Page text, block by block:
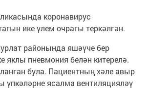
коронавирус
ике үлем очрагы теркәлгән.
районында яшәүче бер
яклы пневмония белән китерелә.
була. Пациентның хәле авыр
үпкәләрне ясалма вентиляцияләү